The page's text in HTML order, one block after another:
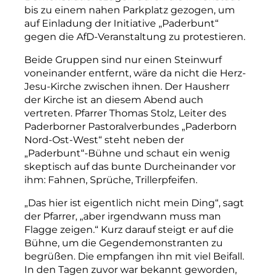
bis zu einem nahen Parkplatz gezogen, um
auf Einladung der Initiative „Paderbunt“
gegen die AfD-Veranstaltung zu protestieren.
Beide Gruppen sind nur einen Steinwurf
voneinander entfernt, wäre da nicht die Herz-
Jesu-Kirche zwischen ihnen. Der Hausherr
der Kirche ist an diesem Abend auch
vertreten. Pfarrer Thomas Stolz, Leiter des
Paderborner Pastoralverbundes „Paderborn
Nord-Ost-West“ steht neben der
„Paderbunt“-Bühne und schaut ein wenig
skeptisch auf das bunte Durcheinander vor
ihm: Fahnen, Sprüche, Trillerpfeifen.
„Das hier ist eigentlich nicht mein Ding“, sagt
der Pfarrer, „aber irgendwann muss man
Flagge zeigen.“ Kurz darauf steigt er auf die
Bühne, um die Gegendemonstranten zu
begrüßen. Die empfangen ihn mit viel Beifall.
In den Tagen zuvor war bekannt geworden,